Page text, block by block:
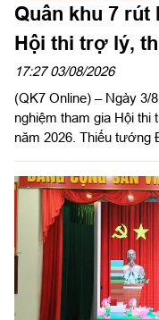
Quân khu 7 rút
Hội thi trợ lý,
quân năm 2026
17:27 03/08/2026
(QK7 Online) – Ngày 3/
nghiệm tham gia Hội thi
năm 2026. Thiếu tướng
Hậu cần – Kỹ thuật